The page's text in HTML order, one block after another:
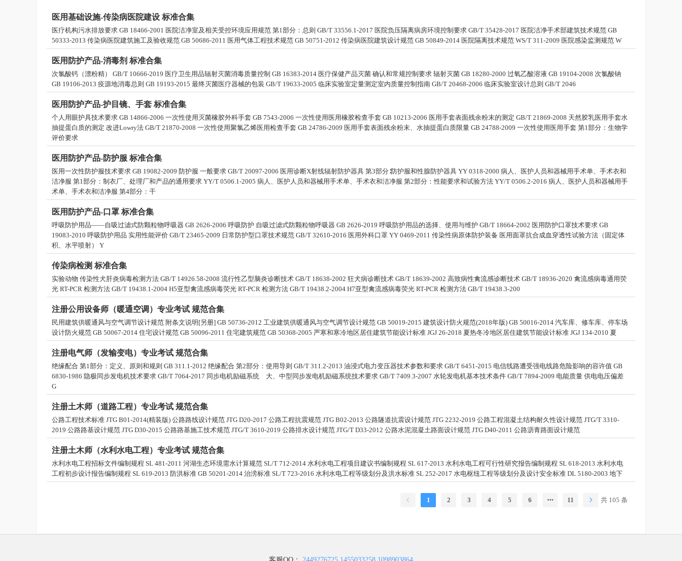
医用基础设施-传染病医院建设 标准合集
医疗机构污水排放要求 GB 18466-2001 医院洁净室及相关受控环境应用规范 第1部分：总则 GB/T 33556.1-2017 医院负压隔离病房环境控制要求 GB/T 35428-2017 医院洁净手术部建筑技术规范 GB
50333-2013 传染病医院建筑施工及验收规范 GB 50686-2011 医用气体工程技术规范 GB 50751-2012 传染病医院建筑设计规范 GB 50849-2014 医院隔离技术规范 WS/T 311-2009 医院感染监测规范 W
医用防护产品-消毒剂 标准合集
次氯酸钙（漂粉精） GB/T 10666-2019 医疗卫生用品辐射灭菌消毒质量控制 GB 16383-2014 医疗保健产品灭菌 确认和常规控制要求 辐射灭菌 GB 18280-2000 过氧乙酸溶液 GB 19104-2008 次氯酸钠
GB 19106-2013 疫源地消毒总则 GB 19193-2015 最终灭菌医疗器械的包装 GB/T 19633-2005 临床实验室定量测定室内质量控制指南 GB/T 20468-2006 临床实验室设计总则 GB/T 2046
医用防护产品-护目镜、手套 标准合集
个人用眼护具技术要求 GB 14866-2006 一次性使用灭菌橡胶外科手套 GB 7543-2006 一次性使用医用橡胶检查手套 GB 10213-2006 医用手套表面残余粉末的测定 GB/T 21869-2008 天然胶乳医用手套水
抽提蛋白质的测定 改进Lowry法 GB/T 21870-2008 一次性使用聚氯乙烯医用检查手套 GB 24786-2009 医用手套表面残余粉末、水抽提蛋白质限量 GB 24788-2009 一次性使用医用手套 第1部分：生物学
评价要求
医用防护产品-防护服 标准合集
医用一次性防护服技术要求 GB 19082-2009 防护服 一般要求 GB/T 20097-2006 医用诊断X射线辐射防护器具 第3部分∶防护服和性腺防护器具 YY 0318-2000 病人、医护人员和器械用手术单、手术衣和
洁净服 第1部分：制衣厂、处理厂和产品的通用要求 YY/T 0506.1-2005 病人、医护人员和器械用手术单、手术衣和洁净服 第2部分：性能要求和试验方法 YY/T 0506.2-2016 病人、医护人员和器械用手
术单、手术衣和洁净服 第4部分：干
医用防护产品-口罩 标准合集
呼吸防护用品――自吸过滤式防颗粒物呼吸器 GB 2626-2006 呼吸防护 自吸过滤式防颗粒物呼吸器 GB 2626-2019 呼吸防护用品的选择、使用与维护 GB/T 18664-2002 医用防护口罩技术要求 GB
19083-2010 呼吸防护用品 实用性能评价 GB/T 23465-2009 日常防护型口罩技术规范 GB/T 32610-2016 医用外科口罩 YY 0469-2011 传染性病原体防护装备 医用面罩抗合成血穿透性试验方法（固定体
积、水平喷射） Y
传染病检测 标准合集
实验动物 传染性犬肝炎病毒检测方法 GB/T 14926.58-2008 流行性乙型脑炎诊断技术 GB/T 18638-2002 狂犬病诊断技术 GB/T 18639-2002 高致病性禽流感诊断技术 GB/T 18936-2020 禽流感病毒通用荧
光 RT-PCR 检测方法 GB/T 19438.1-2004 H5亚型禽流感病毒荧光 RT-PCR 检测方法 GB/T 19438.2-2004 H7亚型禽流感病毒荧光 RT-PCR 检测方法 GB/T 19438.3-200
注册公用设备师（暖通空调）专业考试 规范合集
民用建筑供暖通风与空气调节设计规范 附条文说明[另册] GB 50736-2012 工业建筑供暖通风与空气调节设计规范 GB 50019-2015 建筑设计防火规范(2018年版) GB 50016-2014 汽车库、修车库、停车场
设计防火规范 GB 50067-2014 住宅设计规范 GB 50096-2011 住宅建筑规范 GB 50368-2005 严寒和寒冷地区居住建筑节能设计标准 JGJ 26-2018 夏热冬冷地区居住建筑节能设计标准 JGJ 134-2010 夏
注册电气师（发输变电）专业考试 规范合集
绝缘配合 第1部分：定义、原则和规则 GB 311.1-2012 绝缘配合 第2部分：使用导则 GB/T 311.2-2013 油浸式电力变压器技术参数和要求 GB/T 6451-2015 电信线路遭受强电线路危险影响的容许值 GB
6830-1986 隐极同步发电机技术要求 GB/T 7064-2017 同步电机励磁系统 大、中型同步发电机励磁系统技术要求 GB/T 7409.3-2007 水轮发电机基本技术条件 GB/T 7894-2009 电能质量 供电电压偏差
G
注册土木师（道路工程）专业考试 规范合集
公路工程技术标准 JTG B01-2014(精装版) 公路路线设计规范 JTG D20-2017 公路工程抗震规范 JTG B02-2013 公路隧道抗震设计规范 JTG 2232-2019 公路工程混凝土结构耐久性设计规范 JTG/T 3310-
2019 公路路基设计规范 JTG D30-2015 公路路基施工技术规范 JTG/T 3610-2019 公路排水设计规范 JTG/T D33-2012 公路水泥混凝土路面设计规范 JTG D40-2011 公路沥青路面设计规范
注册土木师（水利水电工程）专业考试 规范合集
水利水电工程招标文件编制规程 SL 481-2011 河湖生态环境需水计算规范 SL/T 712-2014 水利水电工程项目建议书编制规程 SL 617-2013 水利水电工程可行性研究报告编制规程 SL 618-2013 水利水电
工程初步设计报告编制规程 SL 619-2013 防洪标准 GB 50201-2014 治涝标准 SL/T 723-2016 水利水电工程等级划分及洪水标准 SL 252-2017 水电枢纽工程等级划分及设计安全标准 DL 5180-2003 地下
1 2 3 4 5 6 11 共 105 条